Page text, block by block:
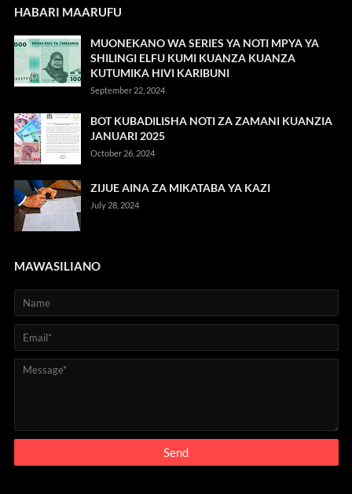
HABARI MAARUFU
MUONEKANO WA SERIES YA NOTI MPYA YA
SHILINGI ELFU KUMI KUANZA KUANZA
KUTUMIKA HIVI KARIBUNI
September 22, 2024
BOT KUBADILISHA NOTI ZA ZAMANI KUANZIA
JANUARI 2025
October 26, 2024
ZIJUE AINA ZA MIKATABA YA KAZI
July 28, 2024
MAWASILIANO